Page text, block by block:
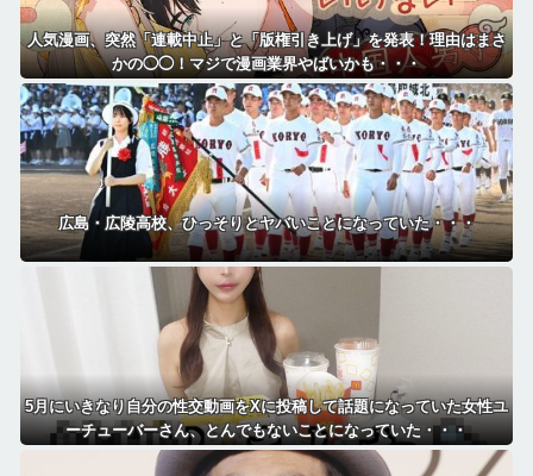
人気漫画、突然「連載中止」と「版権引き上げ」を発表！理由はまさ
かの◯◯！マジで漫画業界やばいかも・・・
広島・広陵高校、ひっそりとヤバいことになっていた・・・
5月にいきなり自分の性交動画をXに投稿して話題になっていた女性ユ
ーチューバーさん、とんでもないことになっていた・・・